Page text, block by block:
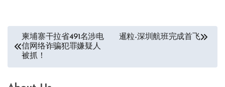
章
导
柬埔寨干拉省491名涉电
信网络诈骗犯罪嫌疑人
被抓！
暹粒-深圳航班完成首飞